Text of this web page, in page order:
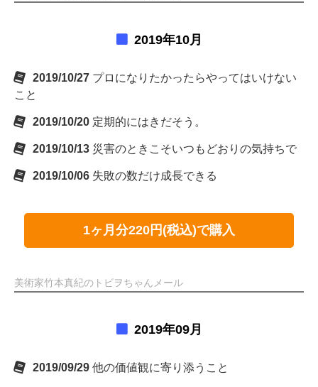
2019年10月
2019/10/27 プロになりたかったらやってはいけない
こと
2019/10/20 定期的にはきだそう。
2019/10/13 災害のときこそいつもどおりの気持ちで
2019/10/06 失敗の数だけ成長できる
1ヶ月分220円(税込)で購入
美術家竹本真紀のトビヲちゃんメール
2019年09月
2019/09/29 他の価値観に寄り添うこと